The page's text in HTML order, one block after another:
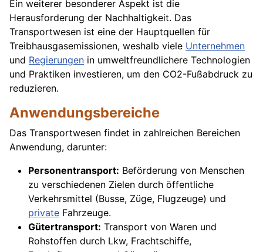
Ein weiterer besonderer Aspekt ist die
Herausforderung der Nachhaltigkeit. Das
Transportwesen ist eine der Hauptquellen für
Treibhausgasemissionen, weshalb viele Unternehmen
und Regierungen in umweltfreundlichere Technologien
und Praktiken investieren, um den CO2-Fußabdruck zu
reduzieren.
Anwendungsbereiche
Das Transportwesen findet in zahlreichen Bereichen
Anwendung, darunter:
Personentransport: Beförderung von Menschen
zu verschiedenen Zielen durch öffentliche
Verkehrsmittel (Busse, Züge, Flugzeuge) und
private Fahrzeuge.
Gütertransport: Transport von Waren und
Rohstoffen durch Lkw, Frachtschiffe,